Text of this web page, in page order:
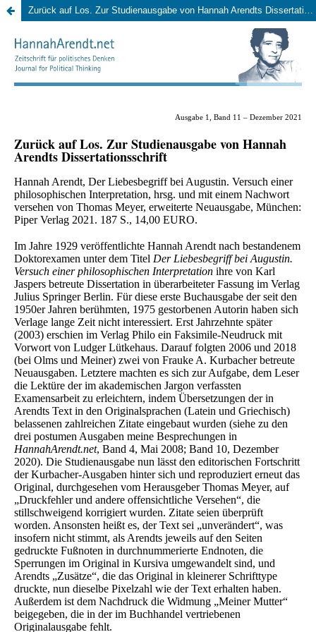
Zurück auf Los. Zur Studienausgabe von Hannah Arendts Dissertationsschrift Hannah Arendt: Der Liebesbegriff bei Augustin. Versuch einer philosophischen Interpretation. Studienausgabe, herausgegeben und mit einem Nachwort versehen von Thomas Meyer, Münc